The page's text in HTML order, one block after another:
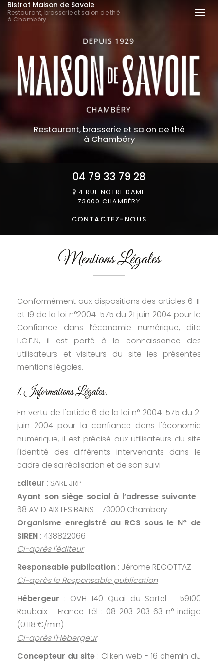
Aller
au
Bistrot Maison de Savoie
Restaurant, brasserie et salon de thé
à Chambéry
Restaurant, brasserie et salon de thé
à Chambéry
04 79 33 79 28
4 RUE NOTRE DAME
73000 CHAMBÉRY
CONTACTEZ- NOUS
Mentions Légales
Conformément aux dispositions des articles 6-III
et 19 de la loi n°2004-575 du 21 juin 2004 pour la
Confiance dans l’économie numérique, dite
L.C.E.N, il est porté à la connaissance des
utilisateurs et visiteurs du site les présentes
mentions légales.
1. Informations Légales.
En vertu de l'article 6 de la loi n° 2004-575 du 21
juin 2004 pour la confiance dans l'économie
numérique, il est précisé aux utilisateurs du site
l'identité des différents intervenants dans le
cadre de sa réalisation et de son suivi :
Editeur : SARL JRP
Ayant son siège social à l’adresse suivante :
68 AV D AIX LES BAINS - 73000 Chambery
Organisme enregistré au RCS sous le N° de
SIREN : 438822066
Ci-après l'éditeur
Responsable publication : Jérome REGOTTAZ
Ci-après le Responsable publication
Hébergeur : OVH 140 Quai du Sartel - 59100
Roubaix - France Tél : 08 203 203 63 n° indigo
(0.118 €/min)
Ci-après l'Hébergeur
Concepteur du site : Cliken web - 16 chemin du